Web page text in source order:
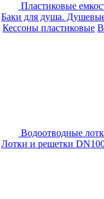
Пластиковые
Баки для душа.
Кессоны пластиковые
Водоотводные
Лотки и решетки